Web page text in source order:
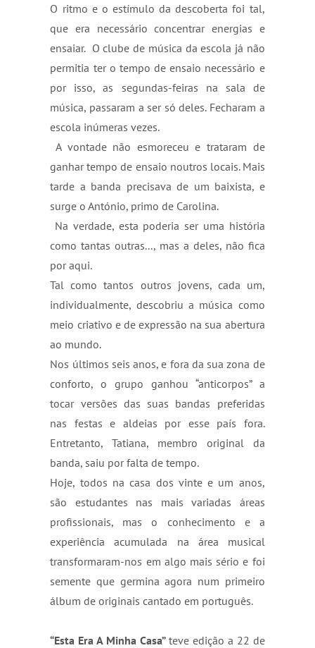
O ritmo e o estímulo da descoberta foi tal,
que era necessário concentrar energias e
ensaiar.  O clube de música da escola já não
permitia ter o tempo de ensaio necessário e
por isso, as segundas-feiras na sala de
música, passaram a ser só deles. Fecharam a
escola inúmeras vezes.
A vontade não esmoreceu e trataram de
ganhar tempo de ensaio noutros locais. Mais
tarde a banda precisava de um baixista, e
surge o António, primo de Carolina.
Na verdade, esta poderia ser uma história
como tantas outras..., mas a deles, não fica
por aqui.
Tal como tantos outros jovens, cada um,
individualmente, descobriu a música como
meio criativo e de expressão na sua abertura
ao mundo.
Nos últimos seis anos, e fora da sua zona de
conforto, o grupo ganhou “anticorpos” a
tocar versões das suas bandas preferidas
nas festas e aldeias por esse país fora.
Entretanto, Tatiana, membro original da
banda, saiu por falta de tempo.
Hoje, todos na casa dos vinte e um anos,
são estudantes nas mais variadas áreas
profissionais, mas o conhecimento e a
experiência acumulada na área musical
transformaram-nos em algo mais sério e foi
semente que germina agora num primeiro
álbum de originais cantado em português.
“Esta Era A Minha Casa” teve edição a 22 de